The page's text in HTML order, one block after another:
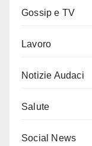
Gossip e TV
Lavoro
Notizie Audaci
Salute
Social News